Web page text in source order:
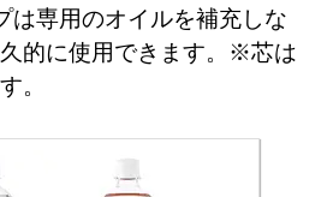
は専用のオイルを補充しな
的に使用できます。※芯は
。